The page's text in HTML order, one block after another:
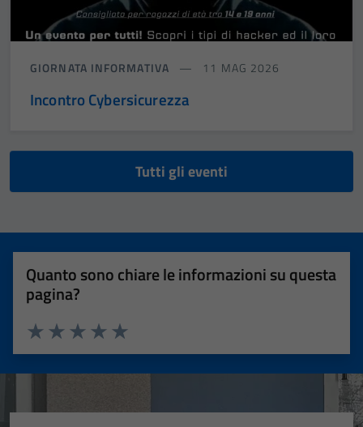
GIORNATA INFORMATIVA 11 MAG 2026
Incontro Cybersicurezza
Tutti gli eventi
Quanto sono chiare le informazioni su questa
pagina?
Valuta 5 stelle su 5
Valuta 4 stelle su 5
Valuta 3 stelle su 5
Valuta 2 stelle su 5
Valuta 1 stelle su 5